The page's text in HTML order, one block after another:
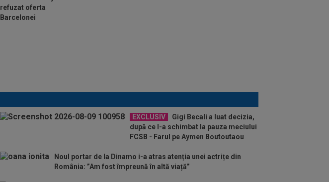
refuzat oferta
Barcelonei
EXCLUSIV
Gigi Becali a luat decizia,
după ce l-a schimbat la pauza meciului
FCSB - Farul pe Aymen Boutoutaou
Noul portar de la Dinamo i-a atras atenția unei actrițe din
România: ”Am fost împreună în altă viață”